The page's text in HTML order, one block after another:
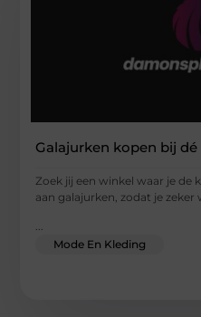
Galajurken kopen bij
Zoek jij een winkel waar je de
aan galajurken, zodat je zeker
...
Mode En Kleding